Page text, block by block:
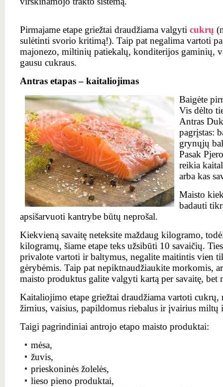
Pirmajame etape griežtai draudžiama valgyti cukrų
sulėtinti svorio kritimą!). Taip pat negalima vartoti
majonezo, miltinių patiekalų, konditerijos gaminių,
gausu cukraus.
Antras etapas – kaitaliojimas
Baigėte
Vis dėlto
Antras
pagrįstas:
grynųjų
Pasak
reikia
arba kas
Maisto
badauti
apsišarvuoti kantrybe būtų neprošal.
Kiekvieną savaitę neteksite maždaug kilogramo,
kilogramų, šiame etape teks užsibūti 10 savaičių.
privalote vartoti ir baltymus, negalite maitintis vien
gėrybėmis. Taip pat nepiktnaudžiaukite morkomis,
maisto produktus galite valgyti kartą per savaitę, bet
Kaitaliojimo etape griežtai draudžiama vartoti cukrų,
žirnius, vaisius, papildomus riebalus ir įvairius
Taigi pagrindiniai antrojo etapo maisto produktai:
mėsa,
žuvis,
prieskoninės žolelės,
lieso pieno produktai,